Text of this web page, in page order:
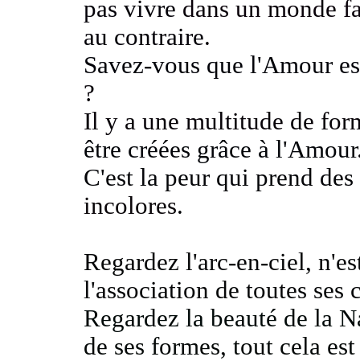
pas vivre dans un monde
au contraire.
Savez-vous que l'Amour
?
Il y a une multitude de
être créées grâce à l'Amour
C'est la peur qui prend
incolores.
Regardez l'arc-en-ciel,
l'association de toutes ses
Regardez la beauté de la
de ses formes, tout cela